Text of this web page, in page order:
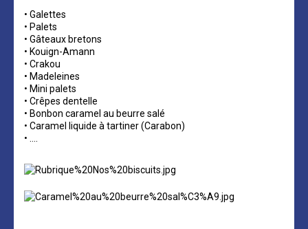
• Galettes
• Palets
• Gâteaux bretons
• Kouign-Amann
• Crakou
• Madeleines
• Mini palets
• Crêpes dentelle
• Bonbon caramel au beurre salé
• Caramel liquide à tartiner (Carabon)
• ….